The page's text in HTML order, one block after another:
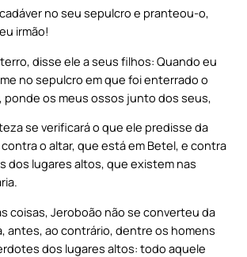
no seu sepulcro e pranteou-o,
irmão!
disse ele a seus filhos: Quando eu
no sepulcro em que foi enterrado o
ponde os meus ossos junto dos seus,
se verificará o que ele predisse da
o altar, que está em Betel, e contra
dos lugares altos, que existem nas
coisas, Jeroboão não se converteu da
antes, ao contrário, dentre os homens
dos lugares altos: todo aquele